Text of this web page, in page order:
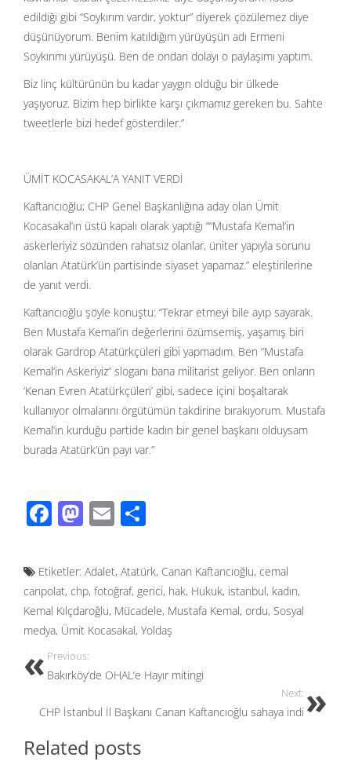
edildiği gibi “Soykırım vardır, yoktur” diyerek çözülemez diye
düşünüyorum. Benim katıldığım yürüyüşün adı Ermeni
Soykırımı yürüyüşü. Ben de ondan dolayı o paylaşımı yaptım.
Biz linç kültürünün bu kadar yaygın olduğu bir ülkede
yaşıyoruz. Bizim hep birlikte karşı çıkmamız gereken bu. Sahte
tweetlerle bizi hedef gösterdiler.”
ÜMİT KOCASAKAL’A YANIT VERDİ
Kaftancıoğlu; CHP Genel Başkanlığına aday olan Ümit
Kocasakal’ın üstü kapalı olarak yaptığı ““Mustafa Kemal’in
askerleriyiz sözünden rahatsız olanlar, üniter yapıyla sorunu
olanlan Atatürk’ün partisinde siyaset yapamaz.” eleştirilerine
de yanıt verdi.
Kaftancıoğlu şöyle konuştu: “Tekrar etmeyi bile ayıp sayarak.
Ben Mustafa Kemal’in değerlerini özümsemiş, yaşamış biri
olarak Gardrop Atatürkçüleri gibi yapmadım. Ben “Mustafa
Kemal’in Askeriyiz” sloganı bana militarist geliyor. Ben onların
‘Kenan Evren Atatürkçüleri’ gibi, sadece içini boşaltarak
kullanıyor olmalarını örgütümün takdirine bırakıyorum. Mustafa
Kemal’in kurduğu partide kadın bir genel başkanı olduysam
burada Atatürk’ün payı var.”
F
e
b
o
o
k
M
to
d
o
n
E
ail ar
e
Etiketler: Adalet, Atatürk, Canan Kaftancıoğlu, cemal
canpolat, chp, fotoğraf, gerici, hak, Hukuk, istanbul, kadın,
Kemal Kılçdaroğlu, Mücadele, Mustafa Kemal, ordu, Sosyal
medya, Ümit Kocasakal, Yoldaş
Previous:
Bakırköy’de OHAL’e Hayır mitingi
Next:
CHP İstanbul İl Başkanı Canan Kaftancıoğlu sahaya indi
Related posts